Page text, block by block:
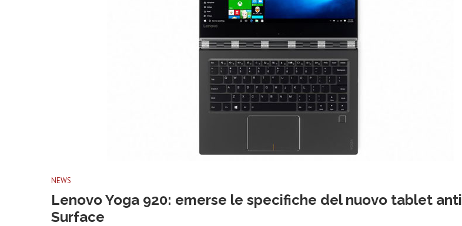
NEWS
Lenovo Yoga 920: emerse le specifiche del nuovo tablet anti
Surface